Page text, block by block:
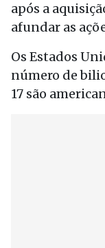
após a
afundar as
Os Estados
número de
17 são